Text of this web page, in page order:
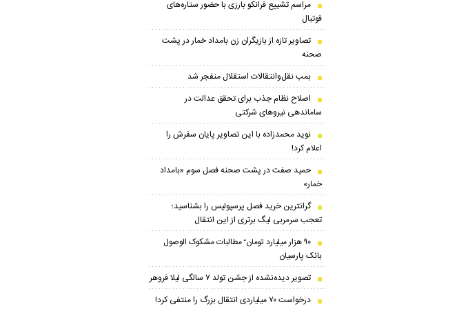
مراسم تشییع فرانکو بارزی با حضور ستاره‌های
فوتبال
تصاویر تازه از بازیگران زن بامداد خمار در پشت
صحنه
بمب نقل‌وانتقالات استقلال منفجر شد
اصلاح نظام جذب برای تحقق عدالت در
ساماندهی نیروهای شرکتی
نوید محمدزاده با این تصاویر پایان سفرش را
اعلام کرد!
حمید صفت در پشت صحنه فصل سوم «بامداد
خمار»
گرانترین خرید فصل پرسپولیس را بشناسید؛
تعجب سرمربی لیگ برتری از این انتقال
۹۰ هزار میلیارد تومان ّ مطالبات مشکوک الوصول
بانک پارسیان
تصویر دیده‌نشده از جشن تولد ۷ سالگی لیلا فروهر
درخواست ۷۰ میلیاردی انتقال بزرگ را منتفی کرد!